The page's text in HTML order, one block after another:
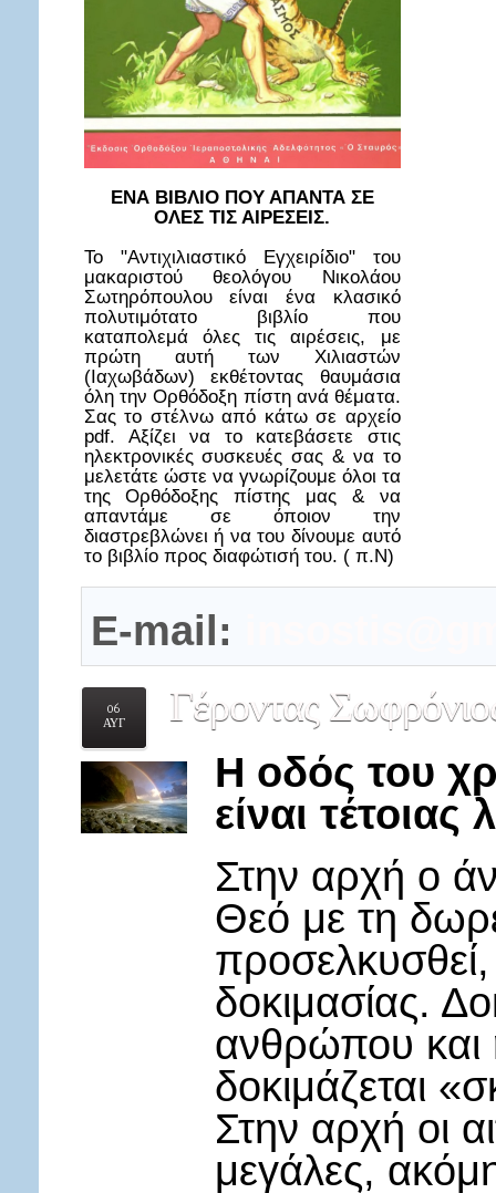
ΕΝΑ ΒΙΒΛΙΟ ΠΟΥ ΑΠΑΝΤΑ ΣΕ
ΟΛΕΣ ΤΙΣ ΑΙΡΕΣΕΙΣ.
Το "Αντιχιλιαστικό Εγχειρίδιο" του
μακαριστού θεολόγου Νικολάου
Σωτηρόπουλου είναι ένα κλασικό
πολυτιμότατο βιβλίο που
καταπολεμά όλες τις αιρέσεις, με
πρώτη αυτή των Χιλιαστών
(Ιαχωβάδων) εκθέτοντας θαυμάσια
όλη την Ορθόδοξη πίστη ανά θέματα.
Σας το στέλνω από κάτω σε αρχείο
pdf. Αξίζει να το κατεβάσετε στις
ηλεκτρονικές συσκευές σας & να το
μελετάτε ώστε να γνωρίζουμε όλοι τα
της Ορθόδοξης πίστης μας & να
απαντάμε σε όποιον την
διαστρεβλώνει ή να του δίνουμε αυτό
το βιβλίο προς διαφώτισή του. ( π.Ν)
E-mail:
06
ΑΥΓ
Γέροντας
Η οδός του
είναι τέτοιας
Στην αρχή ο
Θεό με τη
προσελκυσθεί,
δοκιμασίας.
ανθρώπου και
δοκιμάζεται
Στην αρχή οι
μεγάλες,